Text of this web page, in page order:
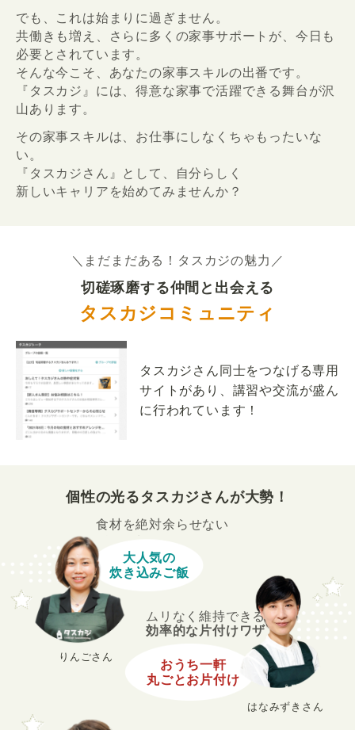
でも、これは始まりに過ぎません。
共働きも増え、さらに多くの家事サポートが、今日も
必要とされています。
そんな今こそ、あなたの家事スキルの出番です。
『タスカジ』には、得意な家事で活躍できる舞台が沢
山あります。
その家事スキルは、お仕事にしなくちゃもったいな
い。
『タスカジさん』として、自分らしく
新しいキャリアを始めてみませんか？
＼まだまだある！タスカジの魅力／
切磋琢磨する仲間と出会える
タスカジコミュニティ
タスカジさん同士をつなげる専用
サイトがあり、講習や交流が盛ん
に行われています！
個性の光るタスカジさんが大勢！
りんごさん
食材を絶対余らせない
大人気の
炊き込みご飯
はなみずきさん
ムリなく維持できる
効率的な片付けワザ
おうち一軒
丸ごとお片付け